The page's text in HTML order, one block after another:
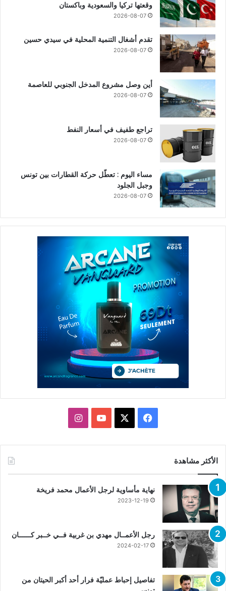
وقعتها تركيا والسعودية وباكستان
2026-08-07
تقدم أشغال التنمية المحلية في سيدي حسين
2026-08-07
أين وصل مشروع المدخل الجنوبي للعاصمة
2026-08-07
تراجع طفيف في أسعار النفط
2026-08-07
مساء اليوم : تعطّل حركة القطارات بين تونس
وجبل الجلود
2026-08-07
فيسبوك يوتيوبانستقرام
الأكثر مشاهدة
نهاية مأساوية لرجل الأعمال محمد فريخة
2023-12-19
رجل الأعمــال مهدي بن غربية فــي خــبر كــــــان
2024-02-17
تفاصيل إحباط عمليّة فرار أحد أكبر الحيتان من